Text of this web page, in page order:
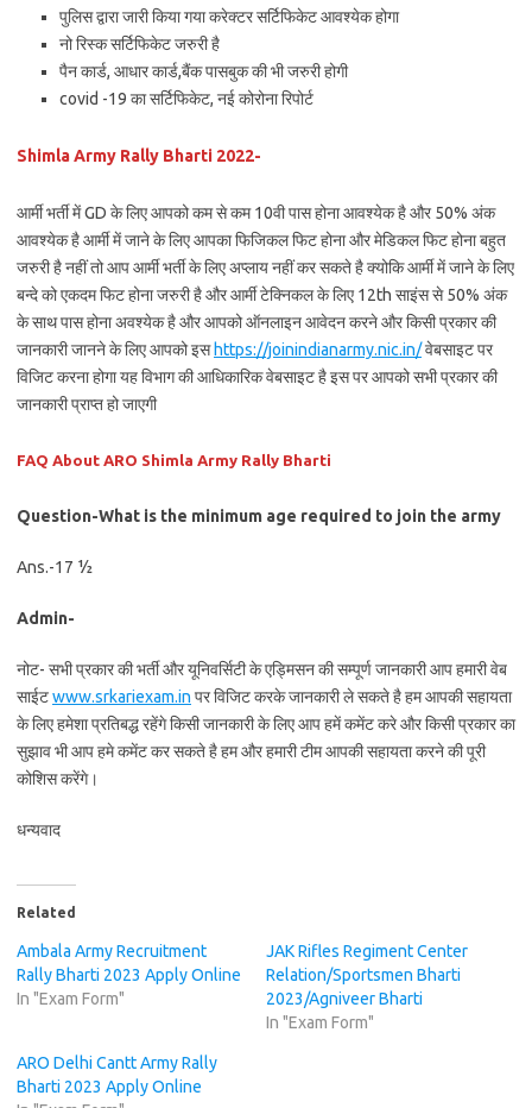
पुलिस द्वारा जारी किया गया करेक्टर सर्टिफिकेट आवश्येक होगा
नो रिस्क सर्टिफिकेट जरुरी है
पैन कार्ड, आधार कार्ड,बैंक पासबुक की भी जरुरी होगी
covid -19 का सर्टिफिकेट, नई कोरोना रिपोर्ट
Shimla Army Rally Bharti 2022-
आर्मी भर्ती में GD के लिए आपको कम से कम 10वी पास होना आवश्येक है और 50% अंक
आवश्येक है आर्मी में जाने के लिए आपका फिजिकल फिट होना और मेडिकल फिट होना बहुत
जरुरी है नहीं तो आप आर्मी भर्ती के लिए अप्लाय नहीं कर सकते है क्योकि आर्मी में जाने के लिए
बन्दे को एकदम फिट होना जरुरी है और आर्मी टेक्निकल के लिए 12th साइंस से 50% अंक
के साथ पास होना अवश्येक है और आपको ऑनलाइन आवेदन करने और किसी प्रकार की
जानकारी जानने के लिए आपको इस https://joinindianarmy.nic.in/वेबसाइट पर
विजिट करना होगा यह विभाग की आधिकारिक वेबसाइट है इस पर आपको सभी प्रकार की
जानकारी प्राप्त हो जाएगी
FAQ About ARO Shimla Army Rally Bharti
Question-What is the minimum age required to join the army
Ans.-17 ½
Admin-
नोट- सभी प्रकार की भर्ती और यूनिवर्सिटी के एड्मिसन की सम्पूर्ण जानकारी आप हमारी वेब
साईटwww.srkariexam.in पर विजिट करके जानकारी ले सकते है हम आपकी सहायता
के लिए हमेशा प्रतिबद्ध रहेंगे किसी जानकारी के लिए आप हमें कमेंट करे और किसी प्रकार का
सुझाव भी आप हमे कमेंट कर सकते है हम और हमारी टीम आपकी सहायता करने की पूरी
कोशिस करेंगे।
धन्यवाद
Related
Ambala Army Recruitment
Rally Bharti 2023 Apply Online
In "Exam Form"
JAK Rifles Regiment Center
Relation/Sportsmen Bharti
2023/Agniveer Bharti
In "Exam Form"
ARO Delhi Cantt Army Rally
Bharti 2023 Apply Online